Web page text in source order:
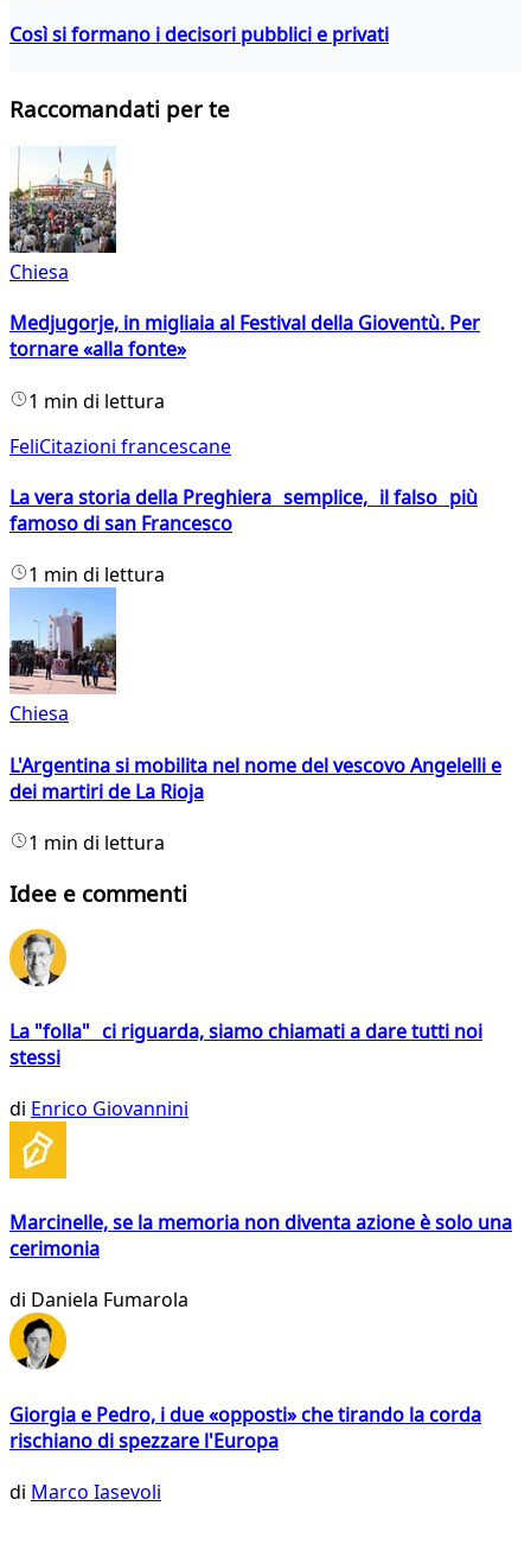
Così si formano i decisori pubblici e privati
Raccomandati per te
Chiesa
Medjugorje, in migliaia al Festival della Gioventù. Per
tornare «alla fonte»
1 min di lettura
FeliCitazioni francescane
La vera storia della Preghiera semplice, il falso più
famoso di san Francesco
1 min di lettura
Chiesa
L'Argentina si mobilita nel nome del vescovo Angelelli e
dei martiri de La Rioja
1 min di lettura
Idee e commenti
La "folla" ci riguarda, siamo chiamati a dare tutti noi
stessi
di Enrico Giovannini
Marcinelle, se la memoria non diventa azione è solo una
cerimonia
di Daniela Fumarola
Giorgia e Pedro, i due «opposti» che tirando la corda
rischiano di spezzare l'Europa
di Marco Iasevoli